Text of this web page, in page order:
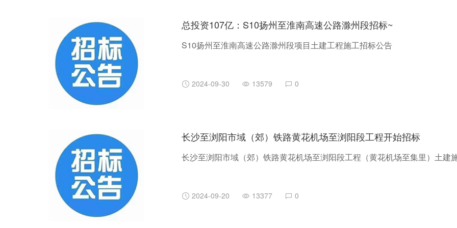
总投资107亿：S10扬州至淮南高速公路滁州段招标~
S10扬州至淮南高速公路滁州段项目土建工程施工招标公告
2024-09-30 13579 0
长沙至浏阳市域（郊）铁路黄花机场至浏阳段工程开始招标
长沙至浏阳市域（郊）铁路黄花机场至浏阳段工程（黄花机场至集里）土建
2024-09-20 13377 0